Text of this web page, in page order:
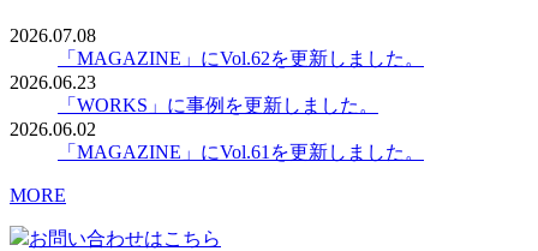
2026.07.08
「MAGAZINE」にVol.62を更新しました。
2026.06.23
「WORKS」に事例を更新しました。
2026.06.02
「MAGAZINE」にVol.61を更新しました。
MORE
お問い合わせはこちら